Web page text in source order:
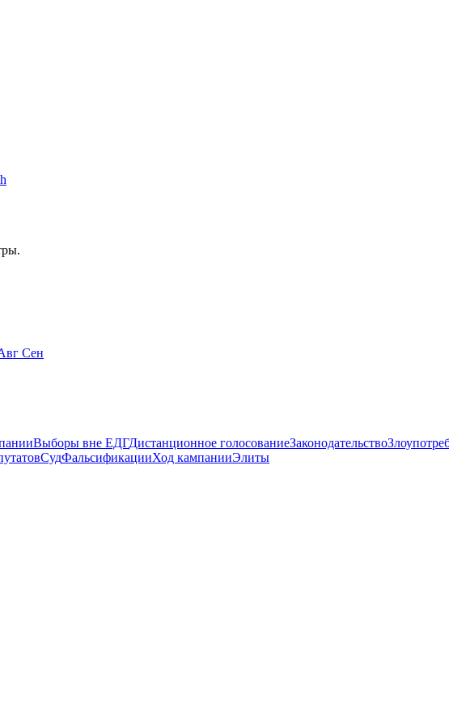
Сен
Выборы вне ЕДГДистанционное голосованиеЗаконодательство
СудФальсификацииХод кампанииЭлиты